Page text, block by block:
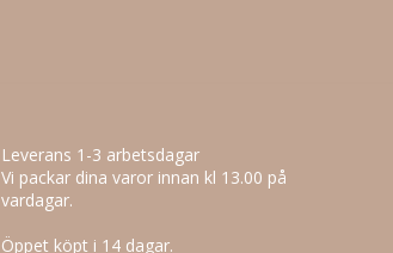
Leverans 1-3 arbetsdagar
Vi packar dina varor innan kl 13.00 på
vardagar.
Öppet köpt i 14 dagar.